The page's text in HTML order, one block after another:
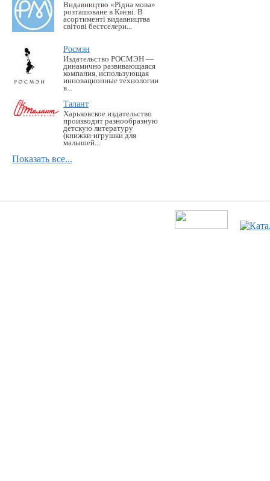
Видавництво «Рідна мова»
розташоване в Києві. В
асортименті видавництва
світові бестселери...
Росмэн
Издательство РОСМЭН —
динамично развивающаяся
компания, использующая
инновационные технологии
в...
Талант
Харьковское издательство
производит разнообразную
детскую литературу
(книжки-игрушки для
малышей...
Показать все...